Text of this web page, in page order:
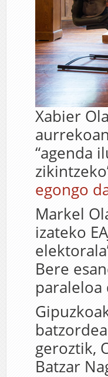
Xabier
“agenda
egongo
Markel
izateko
Bere
paraleloa
geroztik,
Batzar